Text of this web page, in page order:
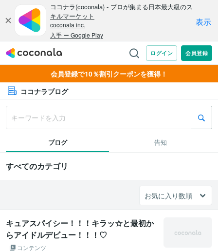
会員登録で10％割引クーポンを獲得！
ココナラブログ
ブログ 告知
すべてのカテゴリ
キュアスパイシー！！！キラッ☆と最初か
らアイドルデビュー！！！♡
コンテンツ